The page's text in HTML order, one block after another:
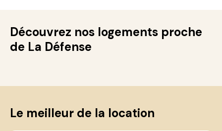
Découvrez nos logements proche
de La Défense
Le meilleur de la location